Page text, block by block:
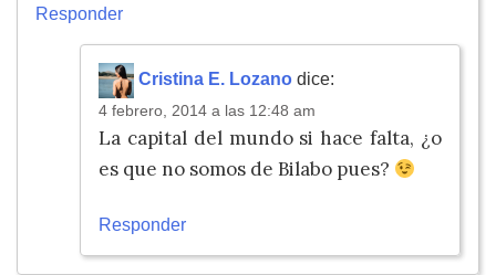
Responder
Cristina E. Lozano dice:
4 febrero, 2014 a las 12:48 am
La capital del mundo si hace falta, ¿o
es que no somos de Bilabo pues?
Responder